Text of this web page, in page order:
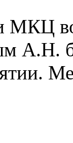
МКЦ
А.Н.